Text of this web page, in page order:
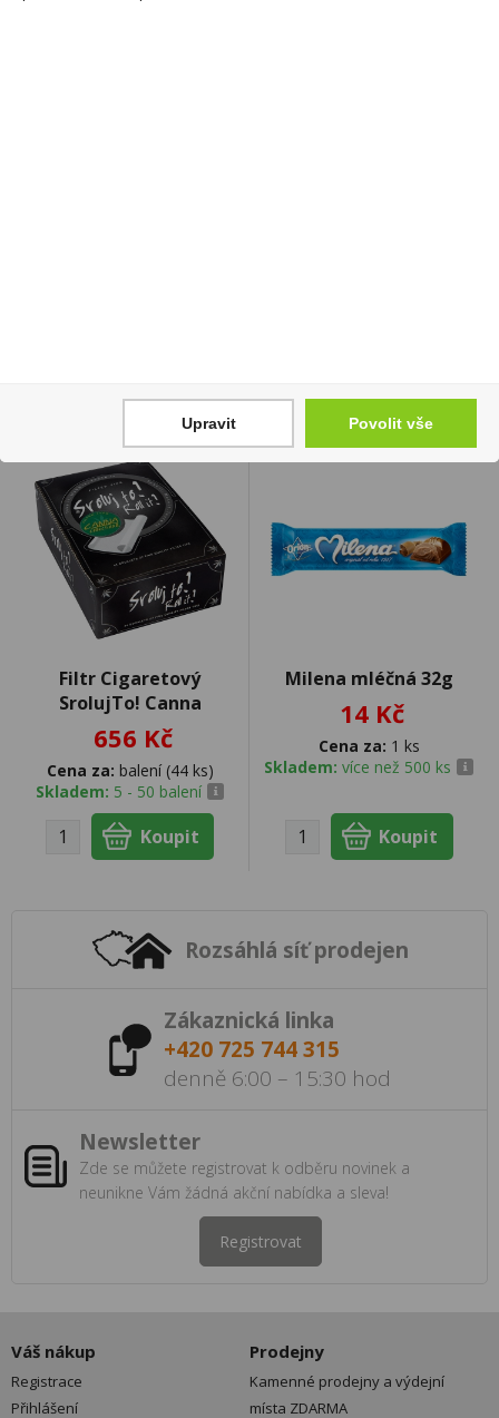
Filtr Cigaretový
SrolujTo! Canna
656 Kč
Cena za: balení (44 ks)
Skladem: 5 - 50 balení
Milena mléčná 32g
14 Kč
Cena za: 1 ks
Skladem: více než 500 ks
Rozsáhlá síť prodejen
Zákaznická linka
+420 725 744 315
denně 6:00 – 15:30 hod
Newsletter
Zde se můžete registrovat k odběru novinek a
neunikne Vám žádná akční nabídka a sleva!
Registrovat
Váš nákup
Registrace
Přihlášení
Prodejny
Kamenné prodejny a výdejní
místa ZDARMA
Upravit Povolit vše